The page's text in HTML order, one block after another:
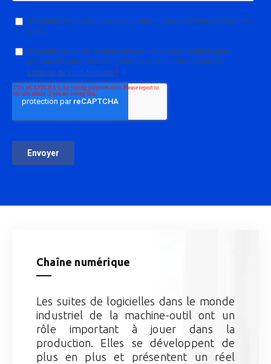
Chaîne numérique
Les suites de logicielles dans le monde
industriel de la machine-outil ont un
rôle important à jouer dans la
production. Elles se développent de
plus en plus et présentent un réel